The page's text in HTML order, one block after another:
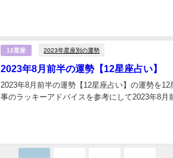
12星座 2023年星座別の運勢
2023年8月前半の運勢【12星座占い】
2023年8月前半の運勢【12星座占い】の運勢を
事のラッキーアドバイスを参考にして2023年8月